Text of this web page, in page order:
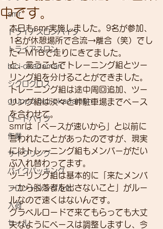
smr
トライアスロンバイク
トライアスロン
bici-okadaman
シクロクロス
gruppo bici-okadaman
ロードバイク
作業
サイクリング
バイクパッキング
フロントシングル化
入荷
セール
中です。
本日もsmr実施しました。9名が参加、
1名が休憩場所で合流→離合（笑）でし
た←MTBで走りにきてました。
と、言うことでトレーニング組とツー
リング組を分けることができました。
トレーニング組は途中周回追加、ツー
リング組は淡々と峠駐車場までペース
を合わせて。
smrは「ペースが速いから」と以前に
言われたことがあったのですが、現実
にはトレーニング組もメンバーがだい
ぶ入れ替わってます。
ツーリング組は基本的に「来たメンバ
ーから脱落者を出さないこと」がルー
ルなので速くはないんです。
グラベルロードで来てもらっても大丈
夫なようにペースは調整しますし、今